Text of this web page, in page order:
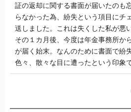
証の返却に関する書面が届いたのも
らなかった為、紛失という項目にチ
送しました。これは失くした私が悪
その１カ月後、今度は年金事務所か
が届く始末。なんのために書面で紛
色々、散々な目に遭ったという印象で